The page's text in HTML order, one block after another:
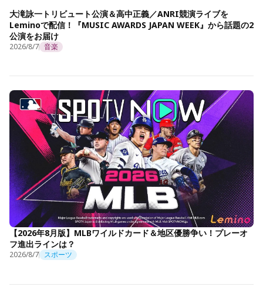
大滝詠一トリビュート公演＆高中正義／ANRI競演ライブを
Leminoで配信！『MUSIC AWARDS JAPAN WEEK』から話題の2
公演をお届け
2026/8/7 音楽
【2026年8月版】MLBワイルドカード＆地区優勝争い！プレーオ
フ進出ラインは？
2026/8/7 スポーツ